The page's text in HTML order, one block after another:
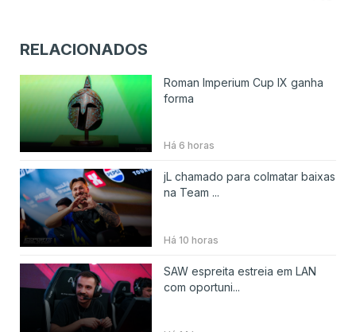
RELACIONADOS
Roman Imperium Cup IX ganha
forma
Há 6 horas
jL chamado para colmatar baixas
na Team ...
Há 10 horas
SAW espreita estreia em LAN
com oportuni...